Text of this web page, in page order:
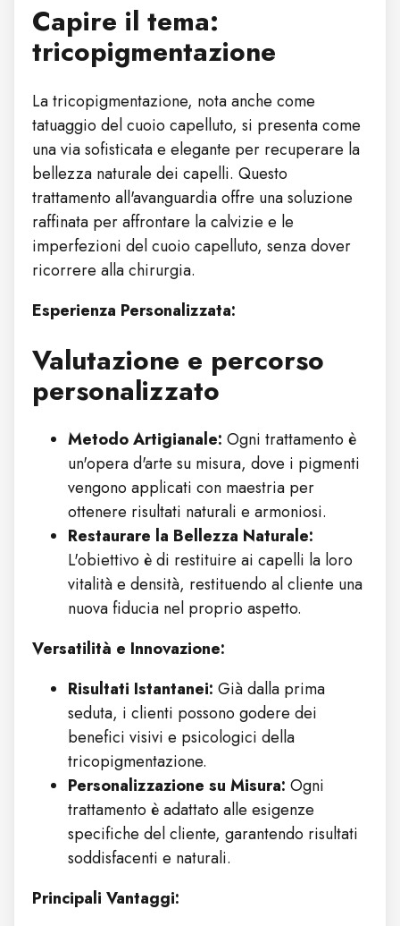
Capire il tema:
tricopigmentazione
La tricopigmentazione, nota anche come
tatuaggio del cuoio capelluto, si presenta come
una via sofisticata e elegante per recuperare la
bellezza naturale dei capelli. Questo
trattamento all'avanguardia offre una soluzione
raffinata per affrontare la calvizie e le
imperfezioni del cuoio capelluto, senza dover
ricorrere alla chirurgia.
Esperienza Personalizzata:
Valutazione e percorso
personalizzato
Metodo Artigianale: Ogni trattamento è
un'opera d'arte su misura, dove i pigmenti
vengono applicati con maestria per
ottenere risultati naturali e armoniosi.
Restaurare la Bellezza Naturale:
L'obiettivo è di restituire ai capelli la loro
vitalità e densità, restituendo al cliente una
nuova fiducia nel proprio aspetto.
Versatilità e Innovazione:
Risultati Istantanei: Già dalla prima
seduta, i clienti possono godere dei
benefici visivi e psicologici della
tricopigmentazione.
Personalizzazione su Misura: Ogni
trattamento è adattato alle esigenze
specifiche del cliente, garantendo risultati
soddisfacenti e naturali.
Principali Vantaggi: